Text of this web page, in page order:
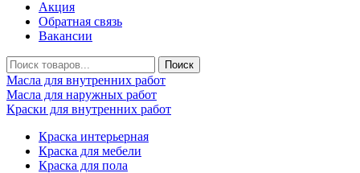
Акция
Обратная связь
Вакансии
Масла для внутренних работ
Масла для наружных работ
Краски для внутренних работ
Краска интерьерная
Краска для мебели
Краска для пола